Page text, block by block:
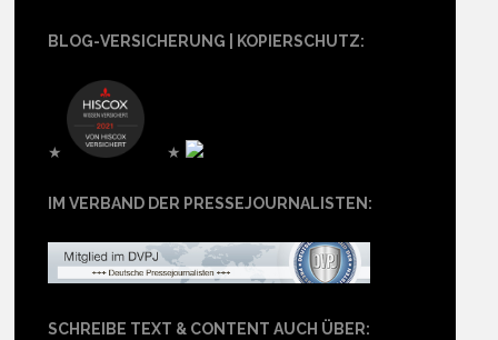
BLOG-VERSICHERUNG | KOPIERSCHUTZ:
★ ★
IM VERBAND DER PRESSEJOURNALISTEN:
SCHREIBE TEXT & CONTENT AUCH ÜBER: